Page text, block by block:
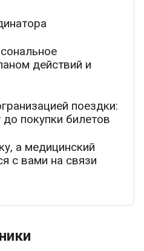
действий и
поездки:
до покупки билетов
а медицинский
с вами на связи